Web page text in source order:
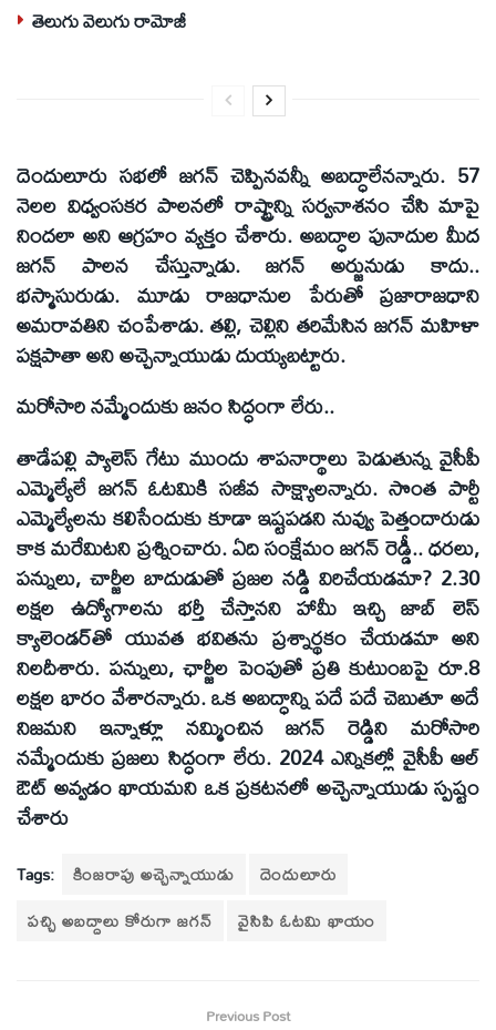
తెలుగు వెలుగు రామోజీ
దెందులూరు సభలో జగన్‌ చెప్పినవన్నీ అబద్ధాలేనన్నారు. 57
నెలల విధ్వంసకర పాలనలో రాష్ట్రాన్ని సర్వనాశనం చేసి మాపై
నిందలా అని ఆగ్రహం వ్యక్తం చేశారు. అబద్ధాల పునాదుల మీద
జగన్‌ పాలన చేస్తున్నాడు. జగన్‌ అర్జునుడు కాదు..
భస్మాసురుడు. మూడు రాజధానుల పేరుతో ప్రజారాజధాని
అమరావతిని చంపేశాడు. తల్లి, చెల్లిని తరిమేసిన జగన్‌ మహిళా
పక్షపాతా అని అచ్చెన్నాయుడు దుయ్యబట్టారు.
మరోసారి నమ్మేందుకు జనం సిద్ధంగా లేరు..
తాడేపల్లి ప్యాలెస్‌ గేటు ముందు శాపనార్థాలు పెడుతున్న వైసీపీ
ఎమ్మెల్యేలే జగన్‌ ఓటమికి సజీవ సాక్ష్యాలన్నారు. సొంత పార్టీ
ఎమ్మెల్యేలను కలిసేందుకు కూడా ఇష్టపడని నువ్వు పెత్తందారుడు
కాక మరేమిటని ప్రశ్నించారు. ఏది సంక్షేమం జగన్‌ రెడ్డీ.. ధరలు,
పన్నులు, చార్జీల బాదుడుతో ప్రజల నడ్డి విరిచేయడమా? 2.30
లక్షల ఉద్యోగాలను భర్తీ చేస్తానని హామీ ఇచ్చి జాబ్‌ లెస్‌
క్యాలెండర్‌తో యువత భవితను ప్రశ్నార్థకం చేయడమా అని
నిలదీశారు. పన్నులు, ఛార్జీల పెంపుతో ప్రతి కుటుంబపై రూ.8
లక్షల భారం వేశారన్నారు. ఒక అబద్ధాన్ని పదే పదే చెబుతూ అదే
నిజమని ఇన్నాళ్లూ నమ్మించిన జగన్‌ రెడ్డిని మరోసారి
నమ్మేందుకు ప్రజలు సిద్ధంగా లేరు. 2024 ఎన్నికల్లో వైసీపీ ఆల్‌
ఔట్‌ అవ్వడం ఖాయమని ఒక ప్రకటనలో అచ్చెన్నాయుడు స్పష్టం
చేశారు
Tags: కింజరాపు అచ్చెన్నాయుడు
దెందులూరు
పచ్చి అబద్దాలు కోరుగా జగన్
వైసిపి ఓటమి ఖాయం
Previous Post